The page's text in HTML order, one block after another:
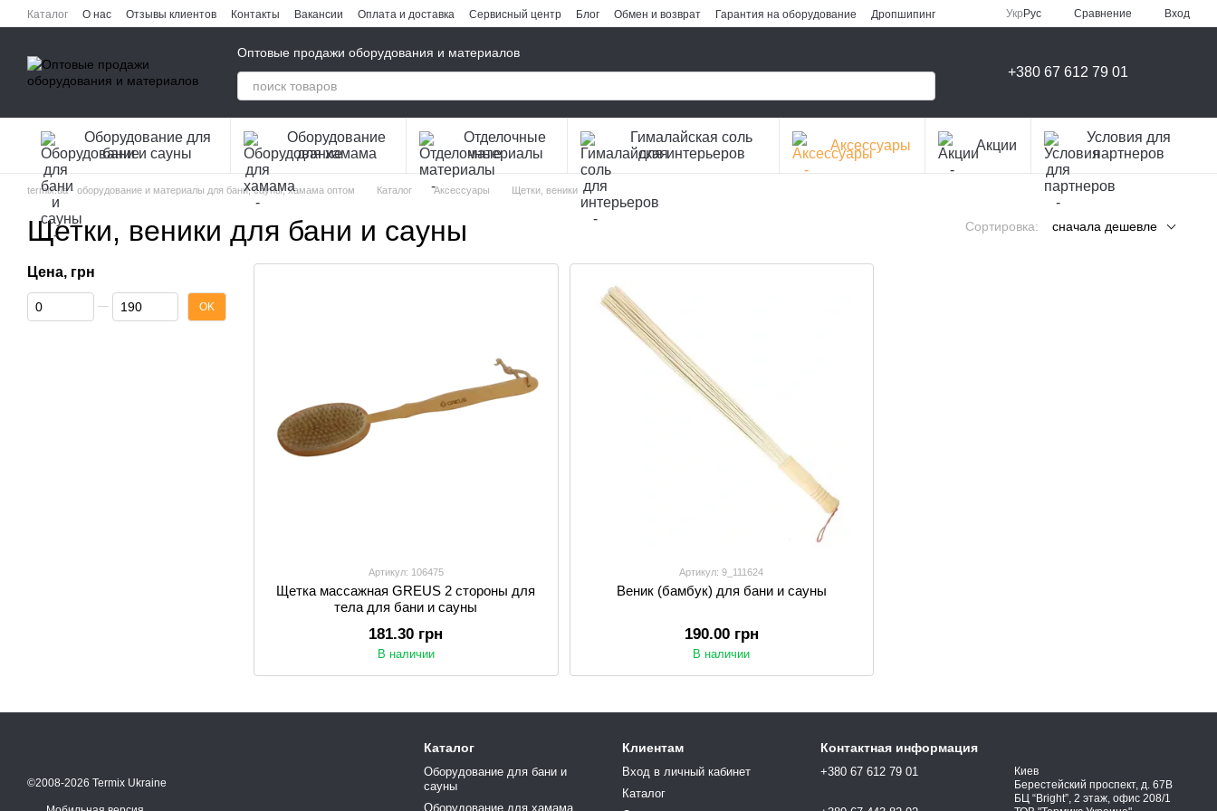
Перейти к основному контенту
Каталог О нас Отзывы клиентов Контакты Вакансии Оплата и доставка Сервисный центр Блог Обмен и возврат Гарантия на оборудование
Дропшипинг
Укр Рус Сравнение Вход
Оптовые продажи оборудования и материалов
+380 67 612 79 01
Оборудование для
бани и сауны
Оборудование
для хамама
Отделочные
материалы
Гималайская соль
для интерьеров
Аксессуары Акции
Условия для
партнеров
termix.ua - оборудование и материалы для бани, сауны, хамама оптом Каталог Аксессуары Щетки, веники
Щетки, веники для бани и сауны Сортировка: сначала дешевле
Артикул: 106475
Щетка массажная GREUS 2 стороны для
тела для бани и сауны
181.30 грн
В наличии
Артикул: 9_111624
Веник (бамбук) для бани и сауны
190.00 грн
В наличии
Цена, грн
От Цена, грн
До Цена, грн OK
©2008-2026 Termix Ukraine
Каталог
Оборудование для бани и
сауны
Оборудование для хамама
Клиентам
Вход в личный кабинет
Каталог
Контактная информация
+380 67 612 79 01
Киев
Берестейский проспект, д. 67В
БЦ “Bright”, 2 этаж, офис 208/1